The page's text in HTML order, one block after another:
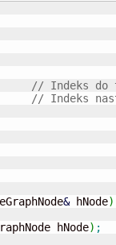
// Indeks do
// Indeks
& hNode)
hNode) ;